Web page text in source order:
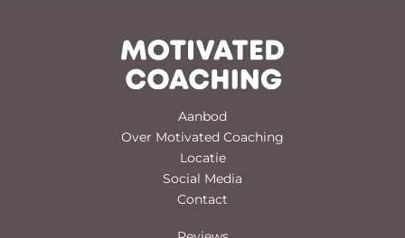
Aanbod
Over Motivated Coaching
Locatie
Social Media
Contact